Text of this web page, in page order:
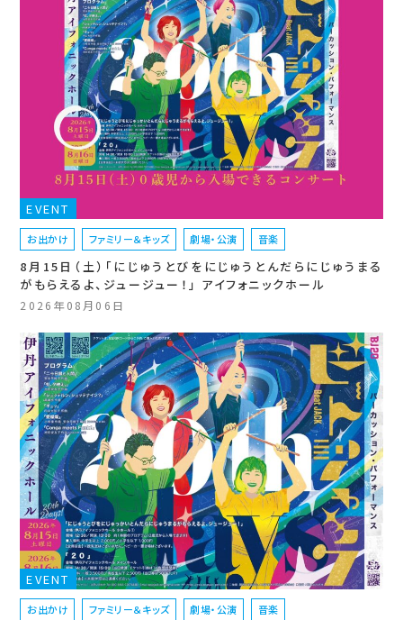
EVENT
お出かけ ファミリー＆キッズ 劇場・公演 音楽
8月15日（土）「にじゅうとびをにじゅうとんだらにじゅうまる
がもらえるよ、ジュージュー！」 アイフォニックホール
2026年08月06日
EVENT
お出かけ ファミリー＆キッズ 劇場・公演 音楽